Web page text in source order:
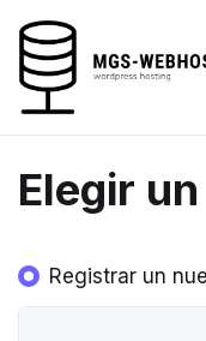
Elegir
Registrar un